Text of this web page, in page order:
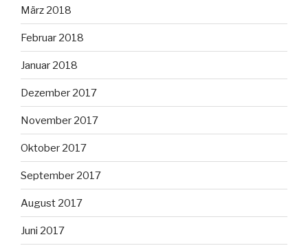
März 2018
Februar 2018
Januar 2018
Dezember 2017
November 2017
Oktober 2017
September 2017
August 2017
Juni 2017